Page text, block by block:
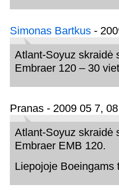
Simonas Bartkus -
Atlant-Soyuz skraidė
Embraer 120 – 30
Pranas - 2009 05 7,
Atlant-Soyuz skraidė
Embraer EMB 120.
Liepojoje Boeingams